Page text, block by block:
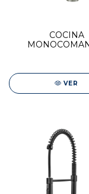
COCINA
VER